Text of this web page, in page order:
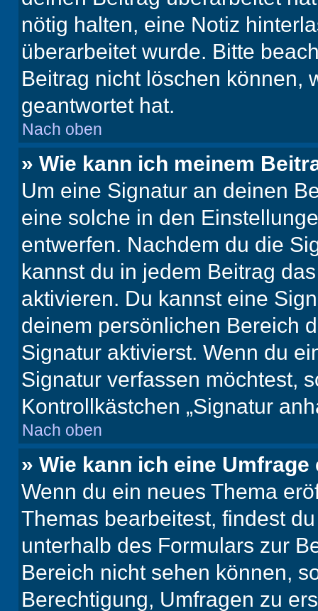
nötig halten, eine Notiz
überarbeitet wurde. Bitte
Beitrag nicht löschen können,
geantwortet hat.
Nach oben
» Wie kann ich meinem
Um eine Signatur an deinen
eine solche in den
entwerfen. Nachdem du die
kannst du in jedem Beitrag
aktivieren. Du kannst eine
deinem persönlichen Bereich
Signatur aktivierst. Wenn du
Signatur verfassen möchtest,
Kontrollkästchen „Signatur
Nach oben
» Wie kann ich eine
Wenn du ein neues Thema
Themas bearbeitest, findest
unterhalb des Formulars zur
Bereich nicht sehen können,
Berechtigung, Umfragen zu